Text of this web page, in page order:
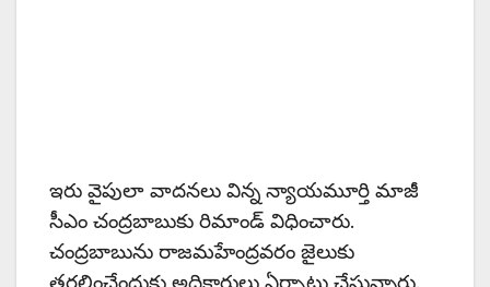
ఇరు వైపులా వాదనలు విన్న న్యాయమూర్తి మాజీ
సీఎం చంద్రబాబుకు రిమాండ్‌ విధించారు.
చంద్రబాబును రాజమహేంద్రవరం జైలుకు